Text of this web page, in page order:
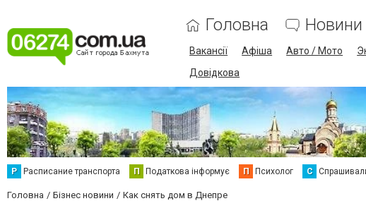
Головна Новини
Вакансії Афіша Авто / Мото
Довідкова
Р Расписание транспорта П Податкова інформує П Психолог С
Головна Бізнес новини Как снять дом в Днепре